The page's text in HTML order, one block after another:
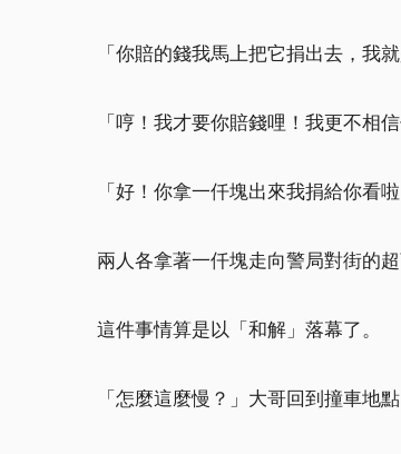
「你賠的錢我馬上把它捐出去，我
「哼！我才要你賠錢哩！我更不相
「好！你拿一仟塊出來我捐給你看啦
兩人各拿著一仟塊走向警局對街的
這件事情算是以「和解」落幕了。
「怎麼這麼慢？」大哥回到撞車地